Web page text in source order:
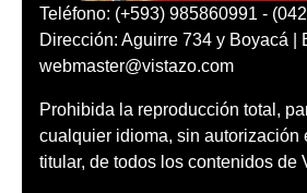
Teléfono: (+593) 985860991 -
Dirección: Aguirre 734 y Boyacá |
webmaster@vistazo.com
Prohibida la reproducción total,
cualquier idioma, sin autorización
titular, de todos los contenidos de